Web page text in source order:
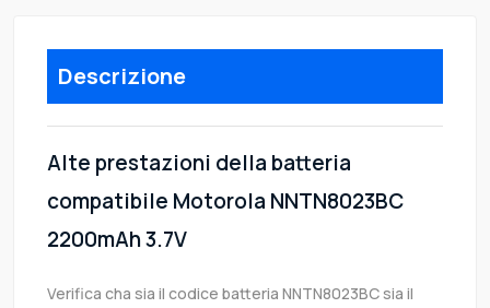
Descrizione
Alte prestazioni della batteria
compatibile Motorola NNTN8023BC
2200mAh 3.7V
Verifica cha sia il codice batteria NNTN8023BC sia il